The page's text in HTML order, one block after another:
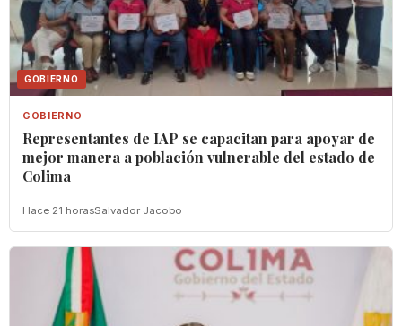
GOBIERNO
GOBIERNO
Representantes de IAP se capacitan para apoyar de
mejor manera a población vulnerable del estado de
Colima
Hace 21 horasSalvador Jacobo